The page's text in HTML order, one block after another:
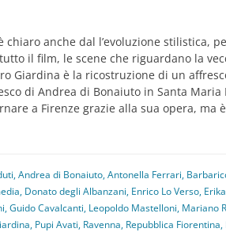
anche dal l’evoluzione stilistica,
il film, le scene che riguardano la
Giardina è la ricostruzione di un
di Andrea di Bonaiuto in Santa Maria
a Firenze grazie alla sua opera, ma
,Andrea di Bonaiuto,Antonella Ferrari,
, Donato degli Albanzani, Enrico Lo Verso,
,Guido Cavalcanti, Leopoldo Mastelloni, Mariano
, Pupi Avati, Ravenna, Repubblica Fiorentina,